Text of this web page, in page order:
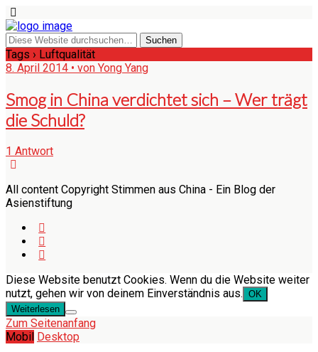
Tags › Luftqualität
8. April 2014 • von Yong Yang
Smog in China verdichtet sich – Wer trägt
die Schuld?
1 Antwort
All content Copyright Stimmen aus China - Ein Blog der
Asienstiftung
Diese Website benutzt Cookies. Wenn du die Website weiter
nutzt, gehen wir von deinem Einverständnis aus. OK
Weiterlesen
Zum Seitenanfang
Mobil Desktop